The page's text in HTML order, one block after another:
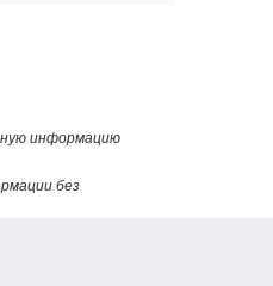
информацию
без